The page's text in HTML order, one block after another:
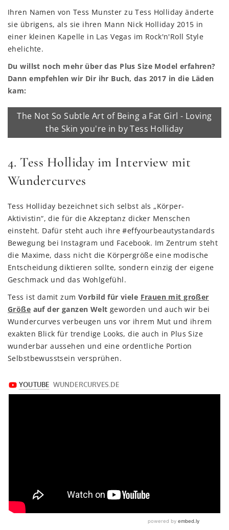
Ihren Namen von Tess Munster zu Tess Holliday änderte
sie übrigens, als sie ihren Mann Nick Holliday 2015 in
einer kleinen Kapelle in Las Vegas im Rock'n'Roll Style
ehelichte.
Du willst noch mehr über das Plus Size Model erfahren?
Dann empfehlen wir Dir ihr Buch, das 2017 in die Läden
kam:
The Not So Subtle Art of Being a Fat Girl - Loving
the Skin you're in by Tess Holliday
4. Tess Holliday im Interview mit
Wundercurves
Tess Holliday bezeichnet sich selbst als „Körper-
Aktivistin“, die für die Akzeptanz dicker Menschen
einsteht. Dafür steht auch ihre #effyourbeautystandards
Bewegung bei Instagram und Facebook. Im Zentrum steht
die Maxime, dass nicht die Körpergröße eine modische
Entscheidung diktieren sollte, sondern einzig der eigene
Geschmack und das Wohlgefühl.
Tess ist damit zum Vorbild für viele Frauen mit großer
Größe auf der ganzen Welt geworden und auch wir bei
Wundercurves verbeugen uns vor ihrem Mut und ihrem
exakten Blick für trendige Looks, die auch in Plus Size
wunderbar aussehen und eine ordentliche Portion
Selbstbewusstsein versprühen.